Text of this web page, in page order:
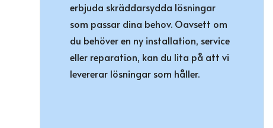
erbjuda skräddarsydda lösningar
som passar dina behov. Oavsett om
du behöver en ny installation, service
eller reparation, kan du lita på att vi
levererar lösningar som håller.